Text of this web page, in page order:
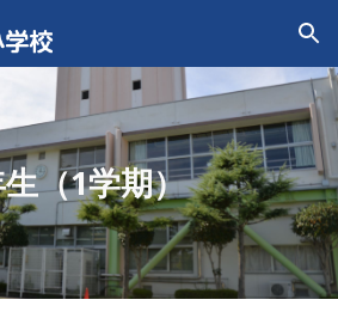
Skip to navigation
（1学期）